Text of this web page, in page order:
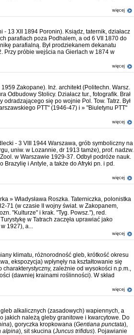
więcej
- 13 XII 1894 Poronin). Ksiądz, taternik, działacz
parafiach poza Podhalem, a od 6 VII 1870 do
parafialną. Był prodziekanem dekanatu
Przy próbie wejścia na Gierlach w 1874 w
więcej
Zakopane). Inż. architekt (Politechn. Warsz.
Odbudowy Stolicy. Działacz tur., fotografik. Brał
się po wojnie Pol. Tow. Tatrz. Był
PTT" (1946-47) i » "Biuletynu PTT"
więcej
- 3 VIII 1944 Warszawa, grób symboliczny na
uniw. w Lozannie, dr 1913 tamże), prof. nadzw.
w Warszawie 1929-37. Odbył podróże nauk.
i Antyle, a także do Afryki pn. i pd.
więcej
» Władysława Roszka. Taterniczka, polonistka
71 (w czasie II wojny świat. w Zakopanem,
"Kulturze" i krak. "Tyg. Powsz."), red.
w Tatrach zaczęła uprawiać jako
1927), a...
więcej
klimatu, różnorodność gleb, krótkość okresu
ekspozycja) wpłynęły na kształtowanie się
zależnie od wysokości n.p.m.,
(dawniej krainami roślinności). W skład
więcej
alkalicznych (zasadowych) wapiennych, a
jakich należą gleby granitowe i kwarcytowe. Do
), goryczka kropkowana (Gentiana punctata),
alpina), sit skucina (Juncus trifidus). Pojawianie